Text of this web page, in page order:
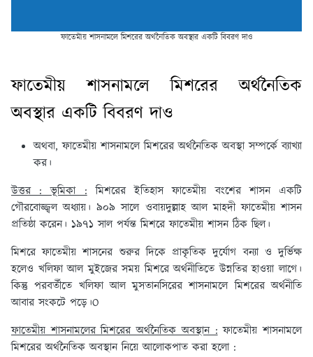
ফাতেমীয় শাসনামলে মিশরের অর্থনৈতিক অবস্থার একটি বিবরণ দাও
ফাতেমীয় শাসনামলে মিশরের অর্থনৈতিক
অবস্থার একটি বিবরণ দাও
অথবা, ফাতেমীয় শাসনামলে মিশরের অর্থনৈতিক অবস্থা সম্পর্কে ব্যাখ্যা
কর।
উত্তর : ভূমিকা :মিশরের ইতিহাস ফাতেমীয় বংশের শাসন একটি
গৌরবোজ্জ্বল অধ্যায়। ৯০৯ সালে ওবায়দুল্লাহ আল মাহদী ফাতেমীয় শাসন
প্রতিষ্ঠা করেন। ১৯৭১ সাল পর্যন্ত মিশরে ফাতেমীয় শাসন ঠিক ছিল।
মিশরে ফাতেমীয় শাসনের শুরুর দিকে প্রাকৃতিক দুর্যোগ বন্যা ও দুর্ভিক্ষ
হলেও খলিফা আল মুইজের সময় মিশরে অর্থনীতিতে উন্নতির হাওয়া লাগে।
কিন্তু পরবর্তীতে খলিফা আল মুসতানসিরের শাসনামলে মিশরের অর্থনীতি
আবার সংকটে পড়ে।O
ফাতেমীয় শাসনামলের মিশরের অর্থনৈতিক অবস্থান :ফাতেমীয় শাসনামলে
মিশরের অর্থনৈতিক অবস্থান নিয়ে আলোকপাত করা হলো :